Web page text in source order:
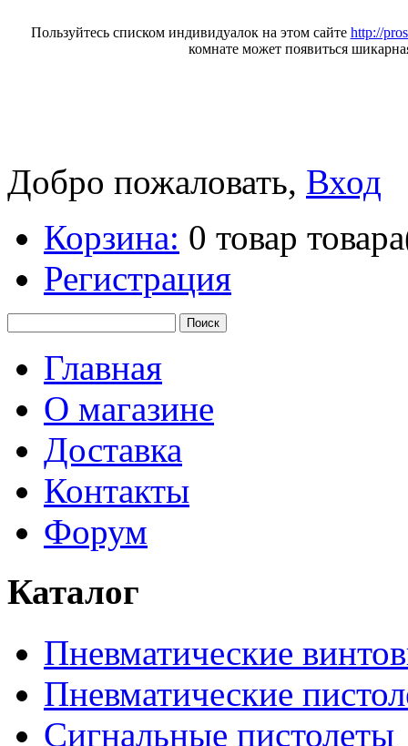
Пользуйтесь списком индивидуалок на этом сайте http://
комнате может появиться
Добро пожаловать, Вход
Корзина: 0 товар
Регистрация
Главная
О магазине
Доставка
Контакты
Форум
Каталог
Пневматические
Пневматические
Сигнальные пистолеты